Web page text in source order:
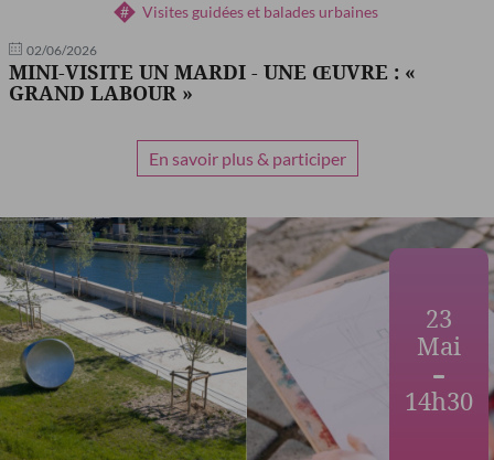
Visites guidées et balades urbaines
02/06/2026
MINI-VISITE UN MARDI - UNE ŒUVRE : «
GRAND LABOUR »
En savoir plus & participer
23
Mai
14h30